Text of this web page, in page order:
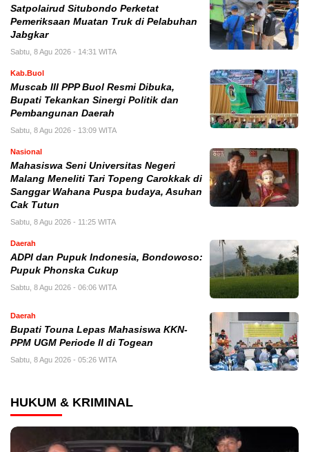
Satpolairud Situbondo Perketat
Pemeriksaan Muatan Truk di Pelabuhan
Jabgkar
Sabtu, 8 Agu 2026 - 14:31 WITA
Kab.Buol
Muscab III PPP Buol Resmi Dibuka,
Bupati Tekankan Sinergi Politik dan
Pembangunan Daerah
Sabtu, 8 Agu 2026 - 13:09 WITA
Nasional
Mahasiswa Seni Universitas Negeri
Malang Meneliti Tari Topeng Carokkak di
Sanggar Wahana Puspa budaya, Asuhan
Cak Tutun
Sabtu, 8 Agu 2026 - 11:25 WITA
Daerah
ADPI dan Pupuk Indonesia, Bondowoso:
Pupuk Phonska Cukup
Sabtu, 8 Agu 2026 - 06:06 WITA
Daerah
Bupati Touna Lepas Mahasiswa KKN-
PPM UGM Periode II di Togean
Sabtu, 8 Agu 2026 - 05:26 WITA
HUKUM & KRIMINAL